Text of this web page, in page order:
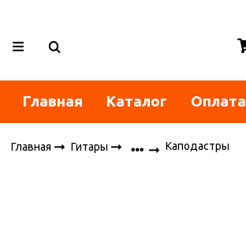
Главная Каталог Оплата
Главная Гитары Каподастры